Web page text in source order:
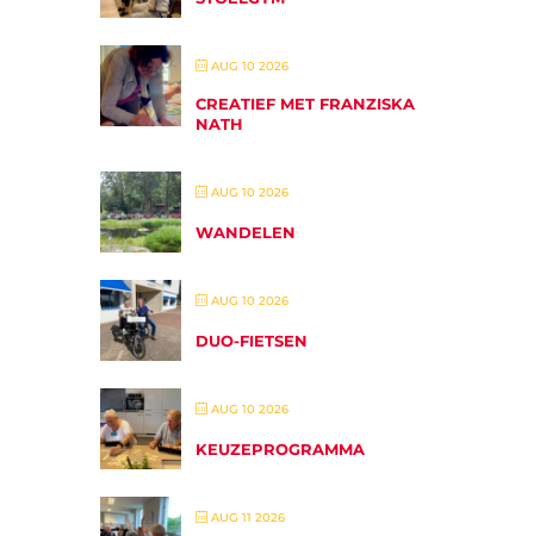
AUG 10 2026
CREATIEF MET FRANZISKA
NATH
AUG 10 2026
WANDELEN
AUG 10 2026
DUO-FIETSEN
AUG 10 2026
KEUZEPROGRAMMA
AUG 11 2026